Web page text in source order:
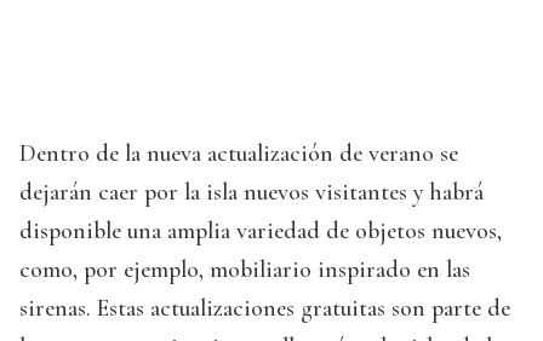
Dentro de la nueva actualización de verano se
dejarán caer por la isla nuevos visitantes y habrá
disponible una amplia variedad de objetos nuevos,
como, por ejemplo, mobiliario inspirado en las
sirenas. Estas actualizaciones gratuitas son parte de